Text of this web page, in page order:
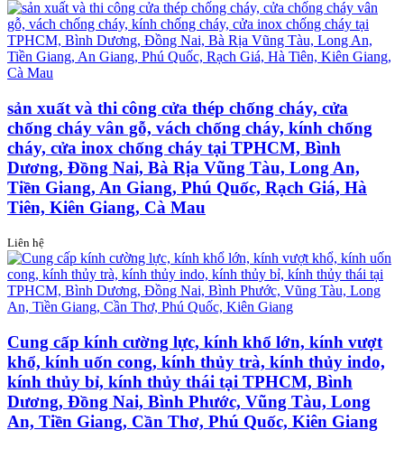
sản xuất và thi công cửa thép chống cháy, cửa
chống cháy vân gỗ, vách chống cháy, kính chống
cháy, cửa inox chống cháy tại TPHCM, Bình
Dương, Đồng Nai, Bà Rịa Vũng Tàu, Long An,
Tiền Giang, An Giang, Phú Quốc, Rạch Giá, Hà
Tiên, Kiên Giang, Cà Mau
Liên hệ
Cung cấp kính cường lực, kính khổ lớn, kính vượt
khổ, kính uốn cong, kính thủy trà, kính thủy indo,
kính thủy bỉ, kính thủy thái tại TPHCM, Bình
Dương, Đồng Nai, Bình Phước, Vũng Tàu, Long
An, Tiền Giang, Cần Thơ, Phú Quốc, Kiên Giang